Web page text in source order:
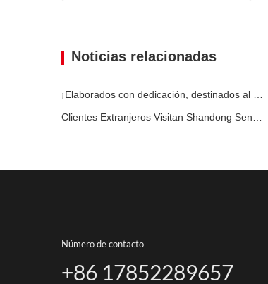
Noticias relacionadas
Número de contacto
+86 17852289657